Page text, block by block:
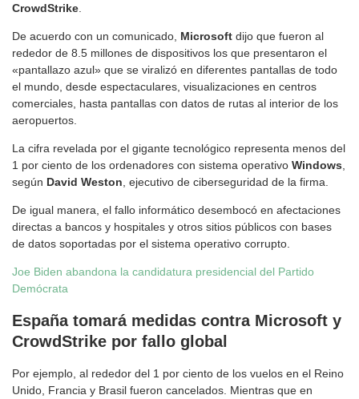
CrowdStrike
De acuerdo con un comunicado, Microsoft dijo que fueron al
rededor de 8.5 millones de dispositivos los que presentaron el
«pantallazo azul» que se viralizó en diferentes pantallas de todo
el mundo, desde espectaculares, visualizaciones en centros
comerciales, hasta pantallas con datos de rutas al interior de los
aeropuertos.
La cifra revelada por el gigante tecnológico representa menos del
1 por ciento de los ordenadores con sistema operativo Windows
según David Weston , ejecutivo de ciberseguridad de la firma.
De igual manera, el fallo informático desembocó en afectaciones
directas a bancos y hospitales y otros sitios públicos con bases
de datos soportadas por el sistema operativo corrupto.
Joe Biden abandona la candidatura presidencial del Partido
Demócrata
España tomará medidas contra Microsoft y
CrowdStrike por fallo global
Por ejemplo, al rededor del 1 por ciento de los vuelos en el Reino
Unido, Francia y Brasil fueron cancelados. Mientras que en